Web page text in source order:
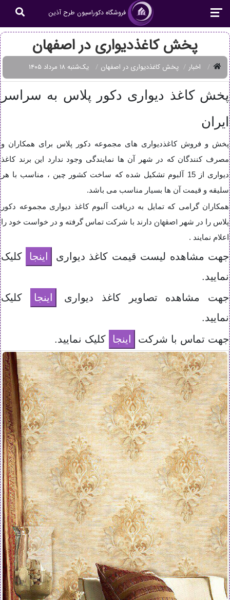
فروشگاه دکوراسیون طرح آذین
پخش کاغذدیواری در اصفهان
اخبار پخش کاغذدیواری در اصفهان یک‌شنبه ۱۸ مرداد ۱۴۰۵
پخش کاغذ دیواری دکور پلاس به سراسر
ایران
پخش و فروش کاغذدیواری های مجموعه دکور پلاس برای همکاران و
مصرف کنندگان که در شهر آن ها نمایندگی وجود ندارد این برند کاغذ
دیواری از 15 آلبوم تشکیل شده که ساخت کشور چین ، مناسب با هر
سلیقه و قیمت آن ها بسیار مناسب می باشد.
همکاران گرامی که تمایل به دریافت آلبوم کاغذ دیواری مجموعه دکور
پلاس را در شهر اصفهان دارند با شرکت تماس گرفته و در خواست خود را
اعلام نمایند .
جهت مشاهده لیست قیمت کاغذ دیواری
کلیک
نمایید.
جهت مشاهده تصاویر کاغذ دیواری
کلیک
نمایید.
جهت تماس با شرکت
کلیک نمایید.